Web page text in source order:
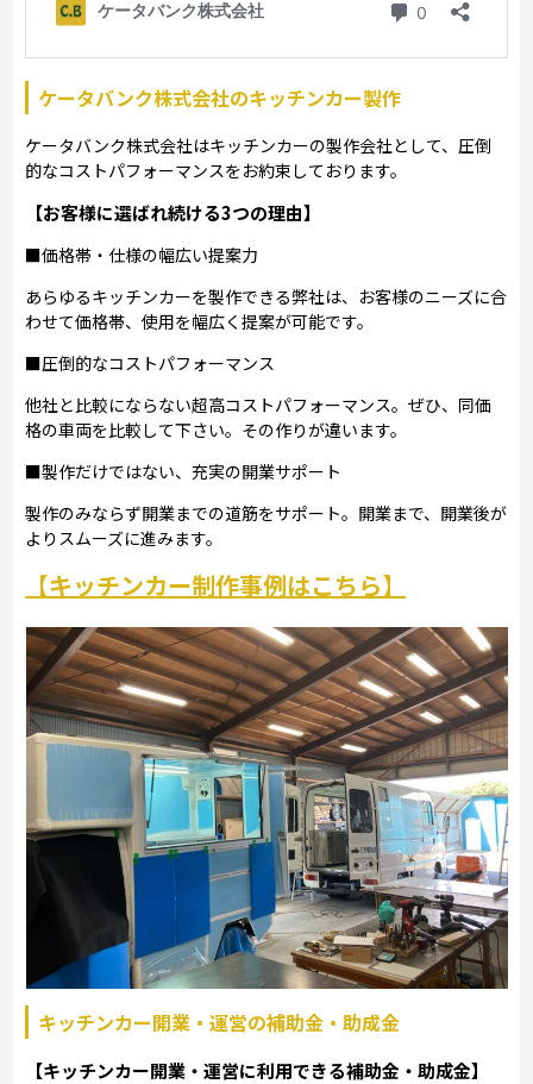
ケータバンク株式会社のキッチンカー製作
ケータバンク株式会社はキッチンカーの製作会社として、圧倒
的なコストパフォーマンスをお約束しております。
【お客様に選ばれ続ける3つの理由】
■価格帯・仕様の幅広い提案力
あらゆるキッチンカーを製作できる弊社は、お客様のニーズに合
わせて価格帯、使用を幅広く提案が可能です。
■圧倒的なコストパフォーマンス
他社と比較にならない超高コストパフォーマンス。ぜひ、同価
格の車両を比較して下さい。その作りが違います。
■製作だけではない、充実の開業サポート
製作のみならず開業までの道筋をサポート。開業まで、開業後が
よりスムーズに進みます。
【キッチンカー制作事例はこちら】
キッチンカー開業・運営の補助金・助成金
【キッチンカー開業・運営に利用できる補助金・助成金】